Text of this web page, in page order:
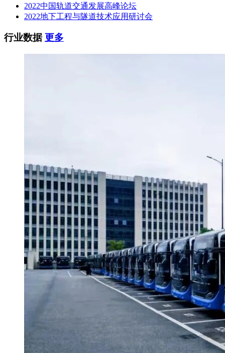
2022中国轨道交通发展高峰论坛
2022地下工程与隧道技术应用研讨会
行业数据更多